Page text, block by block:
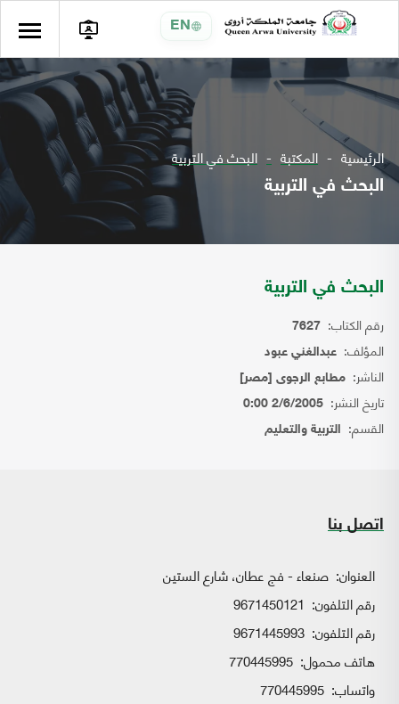
EN
الرئيسية المكتبة البحث في التربية
البحث في التربية
البحث في التربية
رقم الكتاب: 7627
المؤلف: عبدالغني عبود
الناشر: مطابع الرجوى [مصر]
تاريخ النشر: 2/6/2005 0:00
القسم: التربية والتعليم
اتصل بنا
العنوان: صنعاء - فج عطان، شارع الستين
رقم التلفون: 9671450121
رقم التلفون: 9671445993
هاتف محمول: 770445995
واتساب: